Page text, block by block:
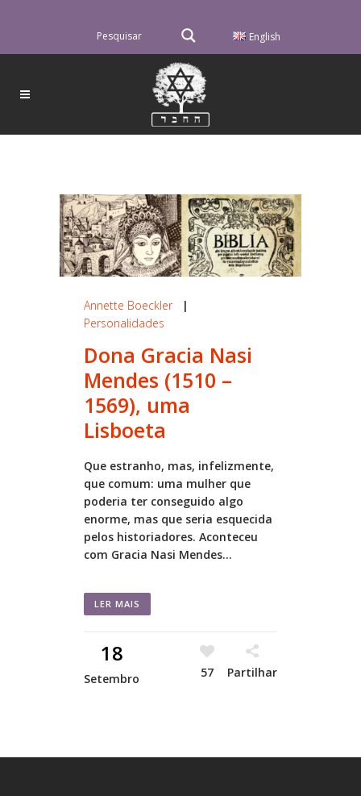
English
Annette Boeckler|
Personalidades
Dona Gracia Nasi
Mendes (1510 –
1569), uma
Lisboeta
Que estranho, mas, infelizmente,
que comum: uma mulher que
poderia ter conseguido algo
enorme, mas que seria esquecida
pelos historiadores. Aconteceu
com Gracia Nasi Mendes...
LER MAIS
18
Setembro 57 Partilhar